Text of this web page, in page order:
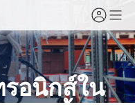
รอนิกส์ใน